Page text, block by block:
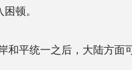
顿。
平统一之后，大陆方面